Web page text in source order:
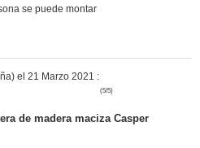
se puede montar
el 21 Marzo 2021 :
(5/5)
de madera maciza Casper